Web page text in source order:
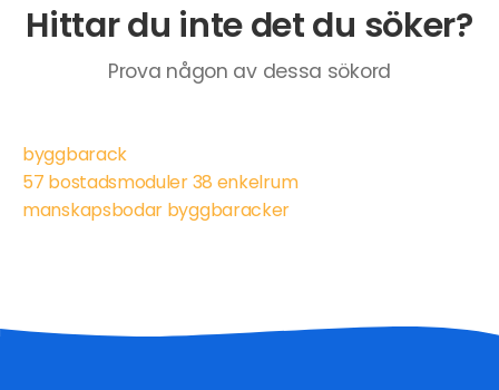
Hittar du inte det du söker?
Prova någon av dessa sökord
byggbarack
57 bostadsmoduler 38 enkelrum
manskapsbodar byggbaracker